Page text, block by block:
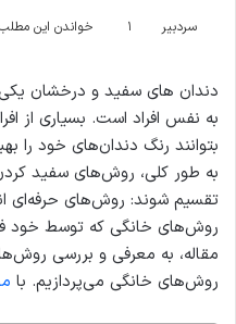
سردبیر ۱ خواندن این مطلب ۳ دقیقه زمان
دندان های سفید و درخشان یکی
به نفس افراد است. بسیاری از
بتوانند رنگ دندان‌های خود را
به طور کلی، روش‌های سفید
تقسیم شوند: روش‌های حرفه‌ای
روش‌های خانگی که توسط خود
مقاله، به معرفی و بررسی
روش‌های خانگی می‌پردازیم. با